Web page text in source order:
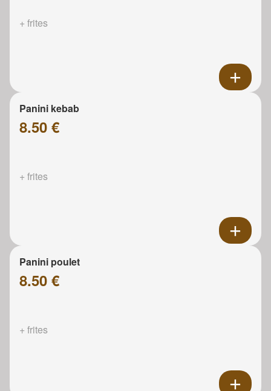
+ frites
Panini kebab
8.50 €
+ frites
Panini poulet
8.50 €
+ frites